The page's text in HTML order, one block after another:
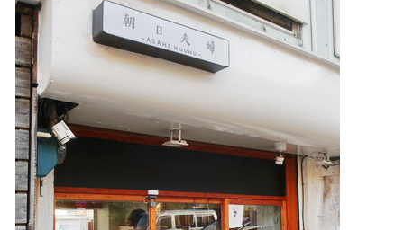
享樂隨手拍
照相簿
影音區
創意出版服務
歷史區
關於Yilan